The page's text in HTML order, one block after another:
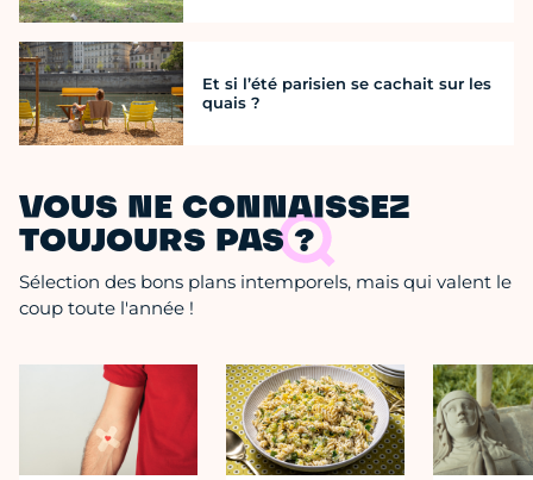
Et si l’été parisien se cachait sur les
quais ?
VOUS NE CONNAISSEZ
TOUJOURS PAS ?
Sélection des bons plans intemporels, mais qui valent le
coup toute l'année !